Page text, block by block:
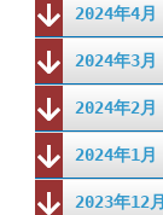
2024年4月
2024年3月
2024年2月
2024年1月
2023年12月